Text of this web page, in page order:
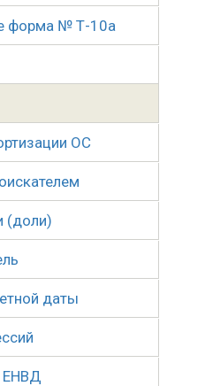
форма № Т-10а
ОС
(доли)
даты
ЕНВД